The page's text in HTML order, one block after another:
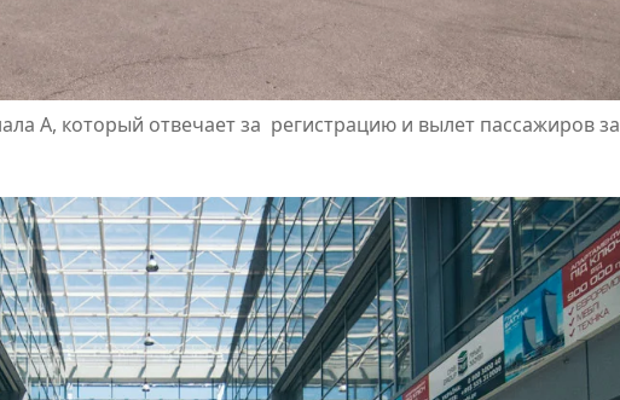
А, который отвечает за регистрацию и вылет пассажиров за